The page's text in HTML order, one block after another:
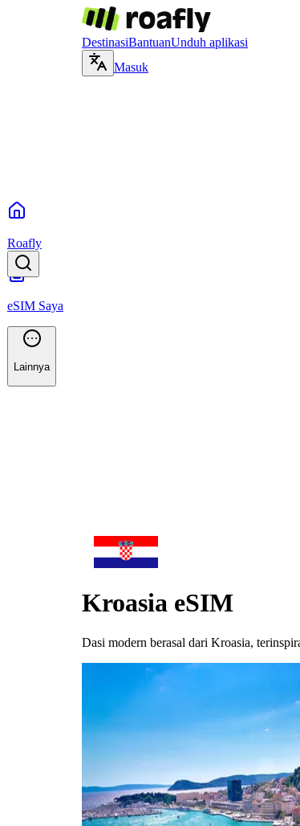
DestinasiBantuanUnduh aplikasi
Masuk
Roafly
eSIM Saya
Lainnya
Kroasia eSIM
Dasi modern berasal dari Kroasia,